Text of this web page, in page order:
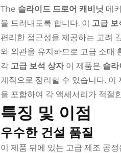
The 슬라이드 드로어 캐비닛 메
을 드러내도록 합니다. 이 고급
편리한 접근성을 제공하는 고려
와 외관을 유지하므로 고급 소매
각 고급 보석 상자 이 제품은 슬라
계적으로 정리할 수 있습니다. 이
을 포함하여 각 액세서리가 적절
특징 및 이점
우수한 건설 품질
이 제품 뒤에 있는 고급 제조 공정